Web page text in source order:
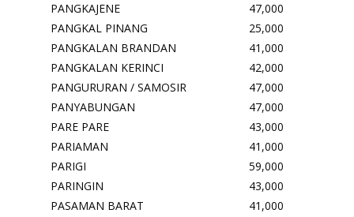
PANGKAJENE
47,000
PANGKAL PINANG
25,000
PANGKALAN BRANDAN
41,000
PANGKALAN KERINCI
42,000
PANGURURAN / SAMOSIR
47,000
PANYABUNGAN
47,000
PARE PARE
43,000
PARIAMAN
41,000
PARIGI
59,000
PARINGIN
43,000
PASAMAN BARAT
41,000